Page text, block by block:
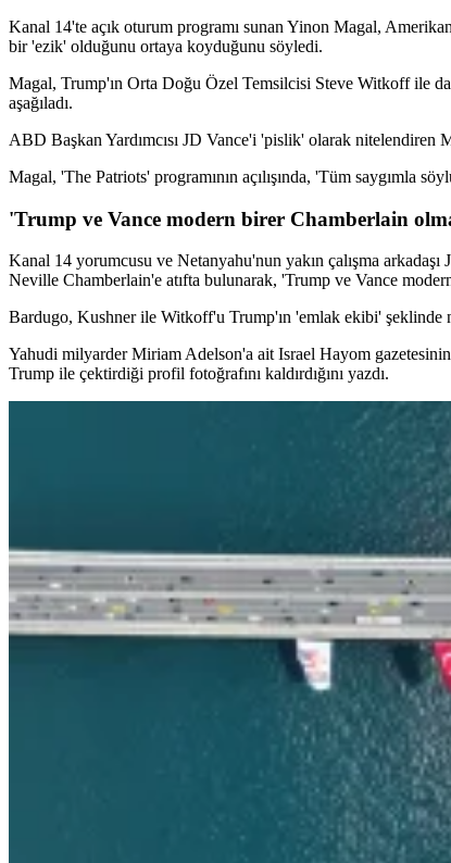
Kanal 14'te açık oturum programı sunan Yinon Magal,
bir 'ezik' olduğunu ortaya koyduğunu söyledi.
Magal, Trump'ın Orta Doğu Özel Temsilcisi Steve Witkoff ile
aşağıladı.
ABD Başkan Yardımcısı JD Vance'i 'pislik' olarak nitelendiren
Magal, 'The Patriots' programının açılışında, 'Tüm saygımla
'Trump ve Vance modern birer Chamberlain
Kanal 14 yorumcusu ve Netanyahu'nun yakın çalışma
Neville Chamberlain'e atıfta bulunarak, 'Trump ve Vance
Bardugo, Kushner ile Witkoff'u Trump'ın 'emlak ekibi' şeklinde
Yahudi milyarder Miriam Adelson'a ait Israel Hayom
Trump ile çektirdiği profil fotoğrafını kaldırdığını yazdı.